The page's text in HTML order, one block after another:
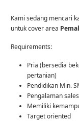
Kami sedang mencari
untuk cover area
Requirements:
Pria (bersedia
pertanian)
Pendidikan Min.
Pengalaman
Memiliki
Target oriented